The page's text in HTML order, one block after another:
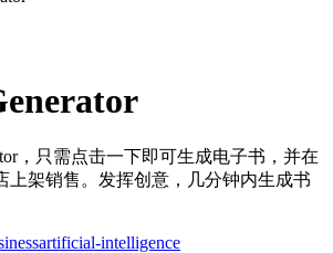
，只需点击一下即可生成电子书，并在
上架销售。发挥创意，几分钟内生成书
artificial-intelligence